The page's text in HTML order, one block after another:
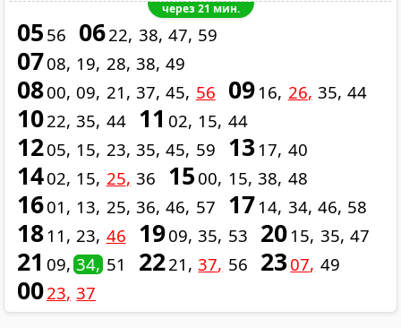
через 21 мин.
05 56 0622 38 47 59
0708 19 28 38 49
0800 09 21 37 45 56 09 16 26 35 44
1022 35 44 11 02 15 44
1205 15 23 35 45 59 13 17 40
1402 15 25 36 15 00 15 38 48
1601 13 25 36 46 57 17 14 34 46 58
18 11 23 46 1909 35 53 20 15 35 47
21 09 34 51 2221 37 56 2307 49
0023 37